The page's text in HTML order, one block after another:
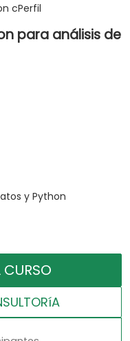
cPerfil
para análisis de
y Python